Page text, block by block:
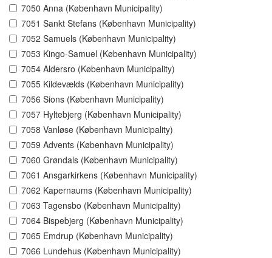
7050 Anna (København Municipality)
7051 Sankt Stefans (København Municipality)
7052 Samuels (København Municipality)
7053 Kingo-Samuel (København Municipality)
7054 Aldersro (København Municipality)
7055 Kildevælds (København Municipality)
7056 Sions (København Municipality)
7057 Hyltebjerg (København Municipality)
7058 Vanløse (København Municipality)
7059 Advents (København Municipality)
7060 Grøndals (København Municipality)
7061 Ansgarkirkens (København Municipality)
7062 Kapernaums (København Municipality)
7063 Tagensbo (København Municipality)
7064 Bispebjerg (København Municipality)
7065 Emdrup (København Municipality)
7066 Lundehus (København Municipality)